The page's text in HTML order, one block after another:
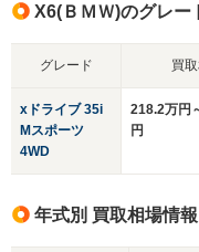
X6(ＢＭＷ)のグレー
グレード 買
xドライブ 35i
Mスポーツ
4WD
218.2万円
円
年式別 買取相場情報